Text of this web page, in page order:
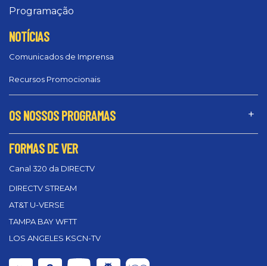
Programação
NOTÍCIAS
Comunicados de Imprensa
Recursos Promocionais
OS NOSSOS PROGRAMAS
FORMAS DE VER
Canal 320 da DIRECTV
DIRECTV STREAM
AT&T U-VERSE
TAMPA BAY WFTT
LOS ANGELES KSCN-TV